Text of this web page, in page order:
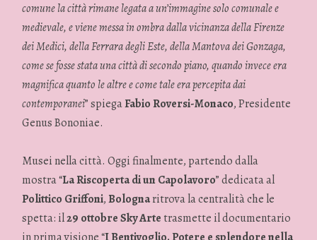
comune la città rimane legata a un’immagine solo comunale e
medievale, e viene messa in ombra dalla vicinanza della Firenze
dei Medici, della Ferrara degli Este, della Mantova dei Gonzaga,
come se fosse stata una città di secondo piano, quando invece era
magnifica quanto le altre e come tale era percepita dai
contemporanei” spiegaFabio Roversi-Monaco, Presidente
Genus Bononiae.
Musei nella città. Oggi finalmente, partendo dalla
mostra “La Riscoperta di un Capolavoro” dedicata al
Polittico Griffoni,Bolognaritrova la centralità che le
spetta: il29 ottobre Sky Arte trasmette il documentario